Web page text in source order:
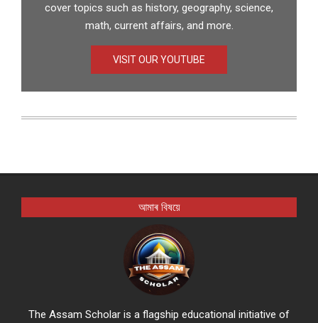
cover topics such as history, geography, science,
math, current affairs, and more.
VISIT OUR YOUTUBE
আমাৰ বিষয়ে
The Assam Scholar is a flagship educational initiative of